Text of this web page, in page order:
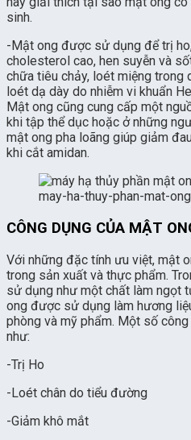
sinh.
-Mật ong được sử dụng để trị
cholesterol cao, hen suyễn và
chữa tiêu chảy, loét miệng trong
loét dạ dày do nhiễm vi khuẩn
Mật ong cũng cung cấp một
khi tập thể dục hoặc ở những
mật ong pha loãng giúp giảm
khi cắt amidan.
may-ha-thuy-phan-mat-
CÔNG DỤNG CỦA MẬT
Với những đặc tính ưu việt, mật
trong sản xuất và thực phẩm.
sử dụng như một chất làm ngọt
ong được sử dụng làm hương
phòng và mỹ phẩm. Một số
như:
-Trị Ho
-Loét chân do tiểu đường
-Giảm khô mắt